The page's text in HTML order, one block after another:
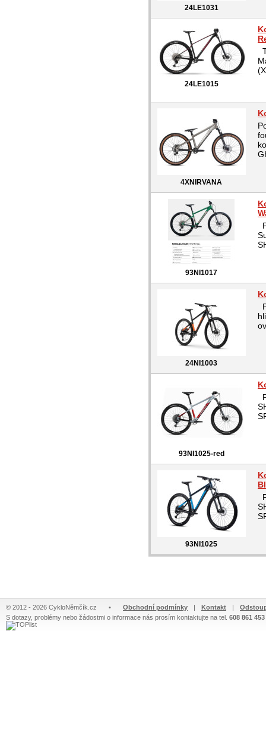
24LE1031
24LE1015
4XNIRVANA
93NI1017
24NI1003
93NI1025-red
93NI1025
© 2012 - 2026 CykloNěmčík.cz • Obchodní podmínky | Kontakt |
S dotazy, problémy nebo žádostmi o informace nás prosím kontaktujte na tel. 608 861 453